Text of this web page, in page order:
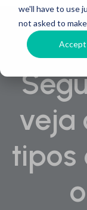
we'll have to use
not asked to
Accept
veja
tipos